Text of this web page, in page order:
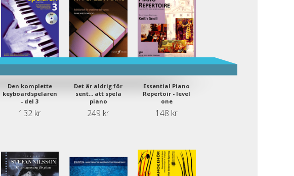
Den komplette
keyboardspelaren
- del 3
132 kr
Det är aldrig för
sent... att spela
piano
249 kr
Essential Piano
Repertoir - level
one
148 kr